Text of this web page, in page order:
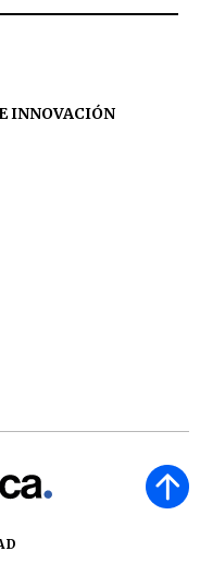
INNOVACIÓN